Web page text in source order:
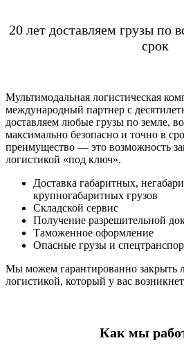
20 лет доставляем грузы по
срок
Мультимодальная логистическая
международный партнер с
доставляем любые грузы по земле,
максимально безопасно и точно в
преимущество — это возможность
логистикой «под ключ».
Доставка габаритных,
крупногабаритных грузов
Складской сервис
Получение разрешительной
Таможенное оформление
Опасные грузы и
Мы можем гарантированно закрыть
логистикой, который у вас
Как мы